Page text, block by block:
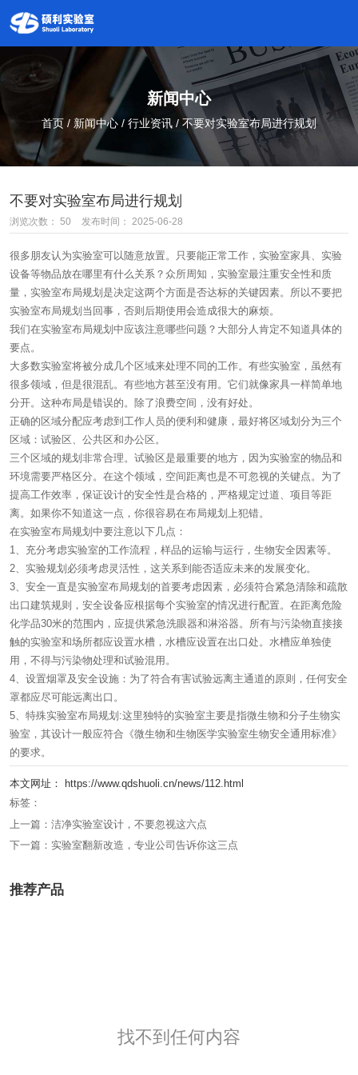
新闻中心
首页 / 新闻中心 / 行业资讯 / 不要对实验室布局进行规划
不要对实验室布局进行规划
浏览次数： 50 发布时间： 2025-06-28
很多朋友认为实验室可以随意放置。只要能正常工作，实验室家具、实验
设备等物品放在哪里有什么关系？众所周知，实验室最注重安全性和质
量，实验室布局规划是决定这两个方面是否达标的关键因素。所以不要把
实验室布局规划当回事，否则后期使用会造成很大的麻烦。
我们在实验室布局规划中应该注意哪些问题？大部分人肯定不知道具体的
要点。
大多数实验室将被分成几个区域来处理不同的工作。有些实验室，虽然有
很多领域，但是很混乱。有些地方甚至没有用。它们就像家具一样简单地
分开。这种布局是错误的。除了浪费空间，没有好处。
正确的区域分配应考虑到工作人员的便利和健康，最好将区域划分为三个
区域：试验区、公共区和办公区。
三个区域的规划非常合理。试验区是最重要的地方，因为实验室的物品和
环境需要严格区分。在这个领域，空间距离也是不可忽视的关键点。为了
提高工作效率，保证设计的安全性是合格的，严格规定过道、项目等距
离。如果你不知道这一点，你很容易在布局规划上犯错。
在实验室布局规划中要注意以下几点：
1、充分考虑实验室的工作流程，样品的运输与运行，生物安全因素等。
2、实验规划必须考虑灵活性，这关系到能否适应未来的发展变化。
3、安全一直是实验室布局规划的首要考虑因素，必须符合紧急清除和疏散
出口建筑规则，安全设备应根据每个实验室的情况进行配置。在距离危险
化学品30米的范围内，应提供紧急洗眼器和淋浴器。所有与污染物直接接
触的实验室和场所都应设置水槽，水槽应设置在出口处。水槽应单独使
用，不得与污染物处理和试验混用。
4、设置烟罩及安全设施：为了符合有害试验远离主通道的原则，任何安全
罩都应尽可能远离出口。
5、特殊实验室布局规划:这里独特的实验室主要是指微生物和分子生物实
验室，其设计一般应符合《微生物和生物医学实验室生物安全通用标准》
的要求。
本文网址： https://www.qdshuoli.cn/news/112.html
标签：
上一篇： 洁净实验室设计，不要忽视这六点
下一篇： 实验室翻新改造，专业公司告诉你这三点
推荐产品
找不到任何内容